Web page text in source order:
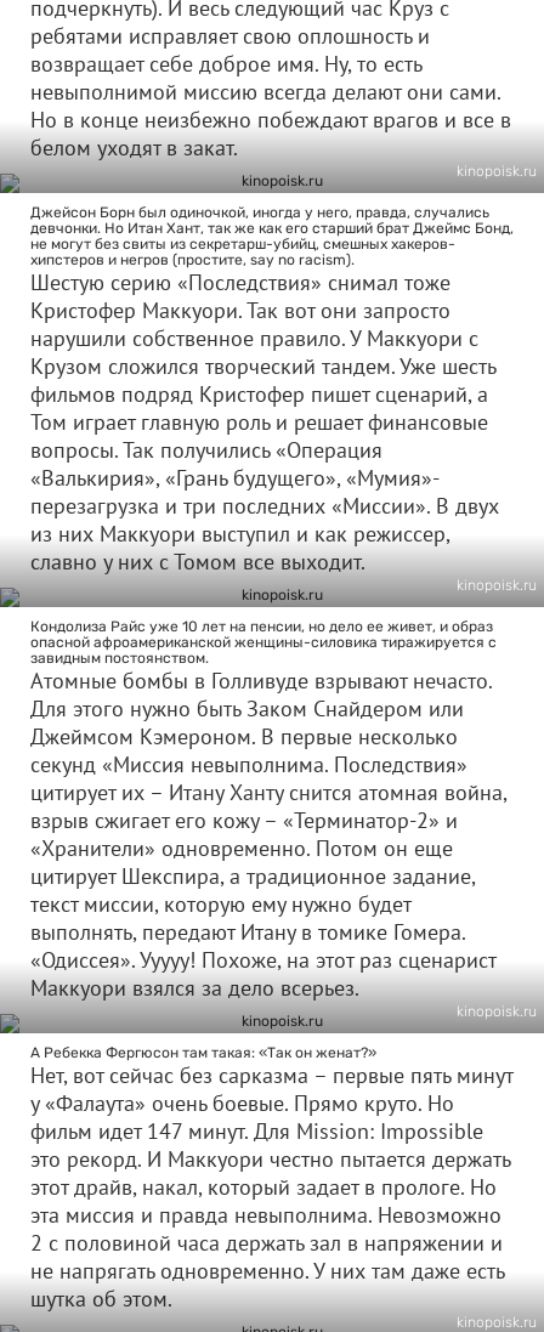
подчеркнуть). И весь следующий час Круз с
ребятами исправляет свою оплошность и
возвращает себе доброе имя. Ну, то есть
невыполнимой миссию всегда делают они сами.
Но в конце неизбежно побеждают врагов и все в
белом уходят в закат.
kinopoisk.ru
Джейсон Борн был одиночкой, иногда у него, правда, случались
девчонки. Но Итан Хант, так же как его старший брат Джеймс Бонд,
не могут без свиты из секретарш-убийц, смешных хакеров-
хипстеров и негров (простите, say no racism).
Шестую серию «Последствия» снимал тоже
Кристофер Маккуори. Так вот они запросто
нарушили собственное правило. У Маккуори с
Крузом сложился творческий тандем. Уже шесть
фильмов подряд Кристофер пишет сценарий, а
Том играет главную роль и решает финансовые
вопросы. Так получились «Операция
«Валькирия», «Грань будущего», «Мумия»-
перезагрузка и три последних «Миссии». В двух
из них Маккуори выступил и как режиссер,
славно у них с Томом все выходит.
kinopoisk.ru
Кондолиза Райс уже 10 лет на пенсии, но дело ее живет, и образ
опасной афроамериканской женщины-силовика тиражируется с
завидным постоянством.
Атомные бомбы в Голливуде взрывают нечасто.
Для этого нужно быть Заком Снайдером или
Джеймсом Кэмероном. В первые несколько
секунд «Миссия невыполнима. Последствия»
цитирует их – Итану Ханту снится атомная война,
взрыв сжигает его кожу – «Терминатор-2» и
«Хранители» одновременно. Потом он еще
цитирует Шекспира, а традиционное задание,
текст миссии, которую ему нужно будет
выполнять, передают Итану в томике Гомера.
«Одиссея». Ууууу! Похоже, на этот раз сценарист
Маккуори взялся за дело всерьез.
kinopoisk.ru
А Ребекка Фергюсон там такая: «Так он женат?»
Нет, вот сейчас без сарказма – первые пять минут
у «Фалаута» очень боевые. Прямо круто. Но
фильм идет 147 минут. Для Mission: Impossible
это рекорд. И Маккуори честно пытается держать
этот драйв, накал, который задает в прологе. Но
эта миссия и правда невыполнима. Невозможно
2 с половиной часа держать зал в напряжении и
не напрягать одновременно. У них там даже есть
шутка об этом.
kinopoisk.ru